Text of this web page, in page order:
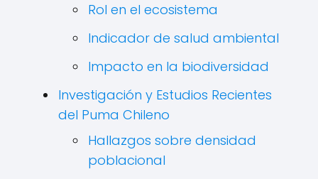
Rol en el ecosistema
Indicador de salud ambiental
Impacto en la biodiversidad
Investigación y Estudios Recientes
del Puma Chileno
Hallazgos sobre densidad
poblacional